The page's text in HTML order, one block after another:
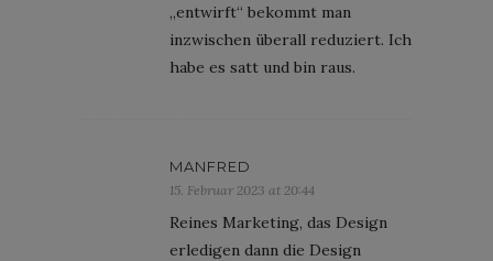
„entwirft“ bekommt man
inzwischen überall reduziert. Ich
habe es satt und bin raus.
MANFRED
15. Februar 2023 at 20:44
Reines Marketing, das Design
erledigen dann die Design